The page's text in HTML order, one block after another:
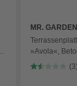
MR.
»Avola«,
Kanten: gefast(3)